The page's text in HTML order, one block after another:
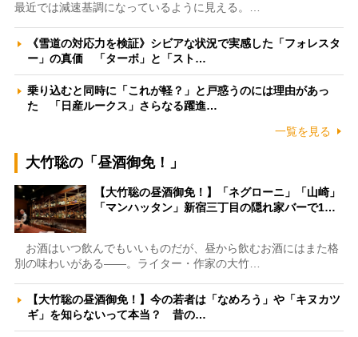
最近では減速基調になっているように見える。…
《雪道の対応力を検証》シビアな状況で実感した「フォレスタ
ー」の真価 「ターボ」と「スト…
乗り込むと同時に「これが軽？」と戸惑うのには理由があっ
た 「日産ルークス」さらなる躍進…
一覧を見る
大竹聡の「昼酒御免！」
【大竹聡の昼酒御免！】「ネグローニ」「山崎」
「マンハッタン」新宿三丁目の隠れ家バーで1…
お酒はいつ飲んでもいいものだが、昼から飲むお酒にはまた格
別の味わいがある――。ライター・作家の大竹…
【大竹聡の昼酒御免！】今の若者は「なめろう」や「キヌカツ
ギ」を知らないって本当？ 昔の…